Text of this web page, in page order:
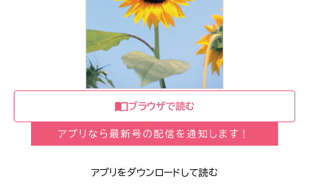
ブラウザで読む
アプリなら最新号の配信を通知します！
アプリをダウンロードして読む